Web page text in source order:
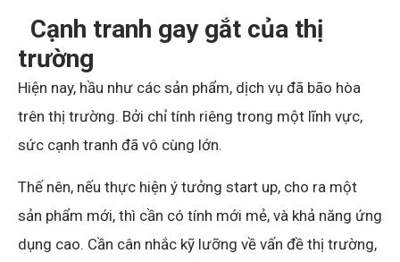
Cạnh tranh gay gắt của thị
trường
Hiện nay, hầu như các sản phẩm, dịch vụ đã bão hòa
trên thị trường. Bởi chỉ tính riêng trong một lĩnh vực,
sức cạnh tranh đã vô cùng lớn.
Thế nên, nếu thực hiện ý tưởng start up, cho ra một
sản phẩm mới, thì cần có tính mới mẻ, và khả năng ứng
dụng cao. Cần cân nhắc kỹ lưỡng về vấn đề thị trường,